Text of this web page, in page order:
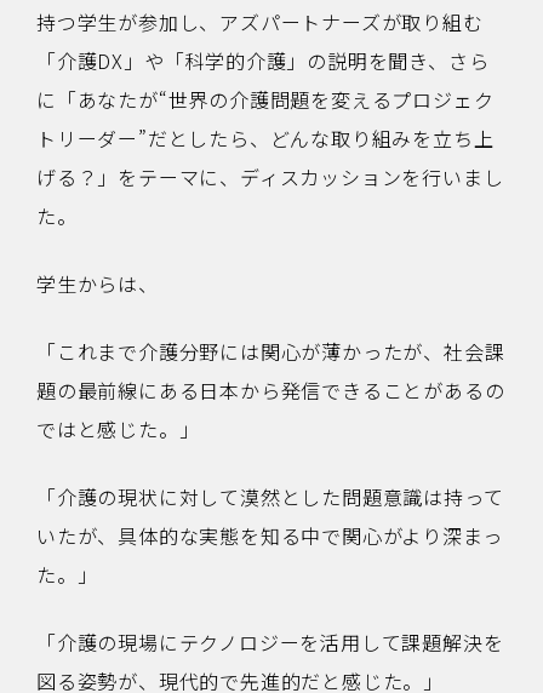
持つ学生が参加し、アズパートナーズが取り組む
「介護DX」や「科学的介護」の説明を聞き、さら
に「あなたが“世界の介護問題を変えるプロジェク
トリーダー”だとしたら、どんな取り組みを立ち上
げる？」をテーマに、ディスカッションを行いまし
た。
学生からは、
「これまで介護分野には関心が薄かったが、社会課
題の最前線にある日本から発信できることがあるの
ではと感じた。」
「介護の現状に対して漠然とした問題意識は持って
いたが、具体的な実態を知る中で関心がより深まっ
た。」
「介護の現場にテクノロジーを活用して課題解決を
図る姿勢が、現代的で先進的だと感じた。」